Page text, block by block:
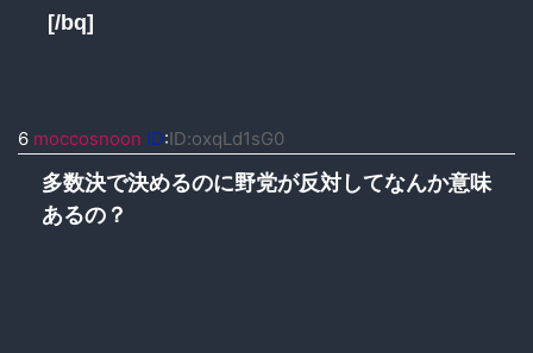
[/bq]
6 moccosnoon ID:ID:oxqLd1sG0
多数決で決めるのに野党が反対してなんか意味
あるの？